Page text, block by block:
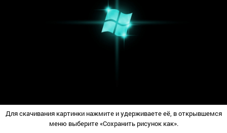
Для скачивания картинки нажмите и удерживаете её, в открывшемся
меню выберите «Сохранить рисунок как».